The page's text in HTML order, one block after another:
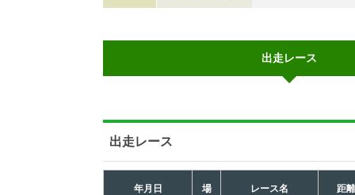
出走レース
出走レース
年月日 場 レース名 距離